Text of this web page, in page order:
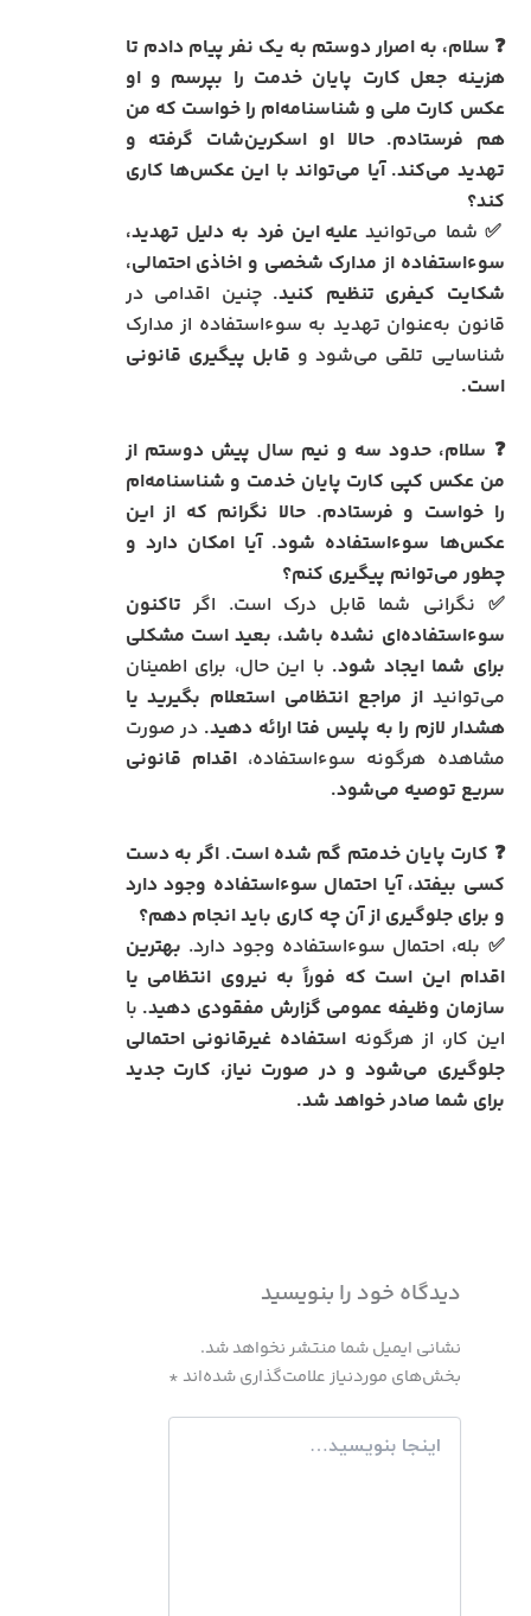
❓ سلام، به اصرار دوستم به یک نفر پیام دادم تا
هزینه جعل کارت پایان خدمت را بپرسم و او
عکس کارت ملی و شناسنامه‌ام را خواست که من
هم فرستادم. حالا او اسکرین‌شات گرفته و
تهدید می‌کند. آیا می‌تواند با این عکس‌ها کاری
کند؟
✅ شما می‌توانید علیه این فرد به دلیل تهدید،
سوءاستفاده از مدارک شخصی و اخاذی احتمالی،
شکایت کیفری تنظیم کنید. چنین اقدامی در
قانون به‌عنوان تهدید به سوءاستفاده از مدارک
شناسایی تلقی می‌شود و قابل پیگیری قانونی
است.
❓ سلام، حدود سه و نیم سال پیش دوستم از
من عکس کپی کارت پایان خدمت و شناسنامه‌ام
را خواست و فرستادم. حالا نگرانم که از این
عکس‌ها سوءاستفاده شود. آیا امکان دارد و
چطور می‌توانم پیگیری کنم؟
✅ نگرانی شما قابل درک است. اگر تاکنون
سوءاستفاده‌ای نشده باشد، بعید است مشکلی
برای شما ایجاد شود. با این حال، برای اطمینان
می‌توانیداز مراجع انتظامی استعلام بگیرید یا
هشدار لازم را به پلیس فتا ارائه دهید. در صورت
مشاهده هرگونه سوءاستفاده،اقدام قانونی
سریع توصیه می‌شود.
❓ کارت پایان خدمتم گم شده است. اگر به دست
کسی بیفتد، آیا احتمال سوءاستفاده وجود دارد
و برای جلوگیری از آن چه کاری باید انجام دهم؟
✅ بله، احتمال سوءاستفاده وجود دارد. بهترین
اقدام این است که فوراً به نیروی انتظامی یا
سازمان وظیفه عمومی گزارش مفقودی دهید. با
این کار، از هرگونه استفاده غیرقانونی احتمالی
جلوگیری می‌شود و در صورت نیاز، کارت جدید
برای شما صادر خواهد شد.
دیدگاه‌ خود را بنویسید
نشانی ایمیل شما منتشر نخواهد شد.
بخش‌های موردنیاز علامت‌گذاری شده‌اند *
اینجا
بنویسید…